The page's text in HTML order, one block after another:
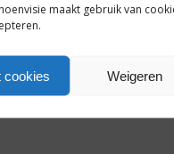
maakt gebruik van
cookies Weigeren